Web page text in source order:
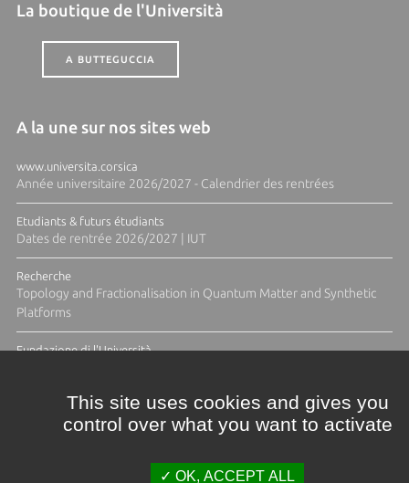
La boutique de l'Università
A BUTTEGUCCIA
A la une sur nos sites web
www.universita.corsica
Année universitaire 2026/2027 - Calendrier des rentrées
Etudiants & futurs étudiants
Dates de rentrée 2026/2027 | IUT
Recherche
Topology and Fractionalisation in Quantum Matter and Synthetic
Platforms
Fundazione di l'Università
This site uses cookies and gives you
control over what you want to activate
OK, ACCEPT ALL